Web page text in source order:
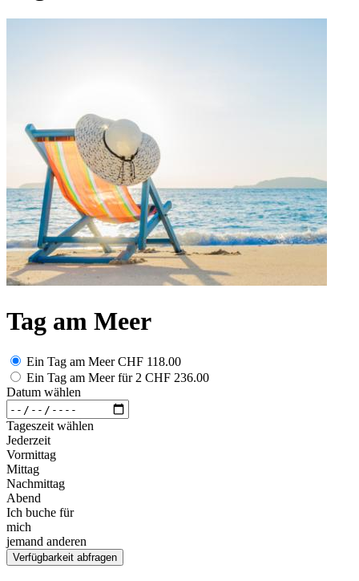
Tag am Meer
Ein Tag am Meer CHF 118.00
Ein Tag am Meer für 2 CHF 236.00
Datum wählen
Tageszeit wählen
Jederzeit
Vormittag
Mittag
Nachmittag
Abend
Ich buche für
mich
jemand anderen
Verfügbarkeit abfragen